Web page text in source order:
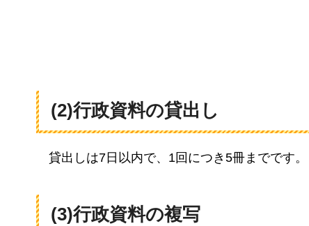
(2)行政資料の貸出し
貸出しは7日以内で、1回につき5冊までです
(3)行政資料の複写